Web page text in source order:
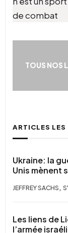
TOUS NOS
ARTICLES LES
Ukraine: la
Unis mènent
JEFFREY SACHS ,
Les liens de
l’armée